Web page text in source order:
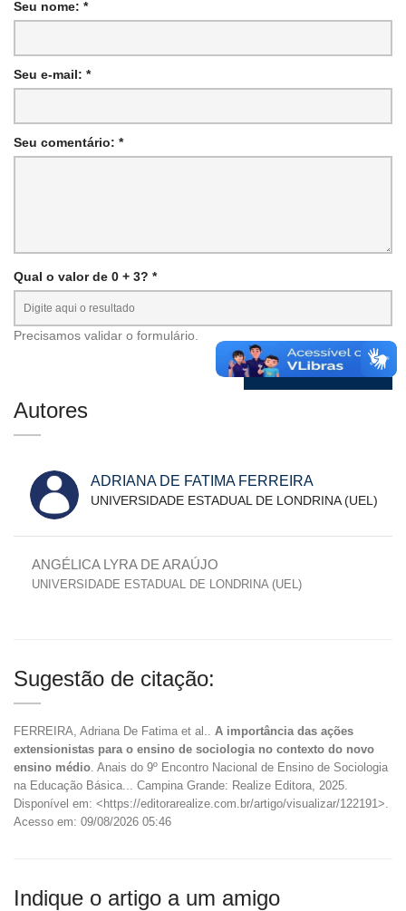
Seu nome: *
Seu e-mail: *
Seu comentário: *
Qual o valor de 0 + 3? *
Precisamos validar o formulário.
Autores
ADRIANA DE FATIMA FERREIRA
UNIVERSIDADE ESTADUAL DE LONDRINA (UEL)
ANGÉLICA LYRA DE ARAÚJO
UNIVERSIDADE ESTADUAL DE LONDRINA (UEL)
Sugestão de citação:
FERREIRA, Adriana De Fatima et al.. A importância das ações
extensionistas para o ensino de sociologia no contexto do novo
ensino médio . Anais do 9º Encontro Nacional de Ensino de Sociologia
na Educação Básica... Campina Grande: Realize Editora, 2025.
Disponível em: <https://editorarealize.com.br/artigo/visualizar/122191>.
Acesso em: 09/08/2026 05:46
Indique o artigo a um amigo